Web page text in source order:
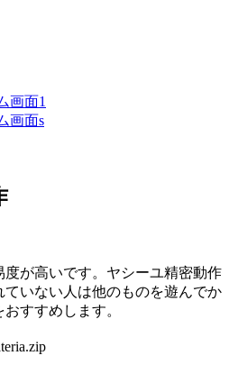
が高いです。ヤシーユ精密動作
いない人は他のものを遊んでか
すすめします。